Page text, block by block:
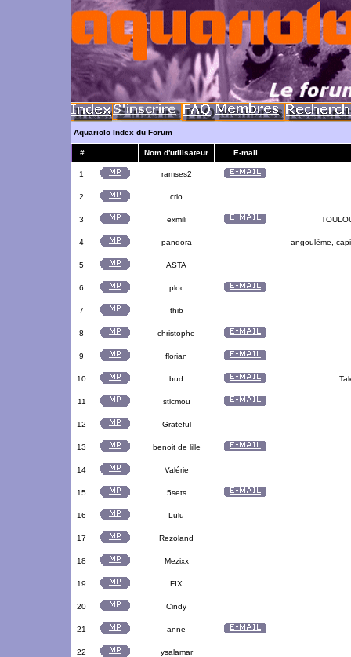
Aquariolo Index du Forum
# Nom d'utilisateur E-mail
1 ramses2
2 crio
3 exmili
4 pandora angoulême,
5 ASTA
6 ploc
7 thib
8 christophe
9 florian
10 bud
11 sticmou
12 Grateful
13 benoit de lille
14 Valérie
15 5sets
16 Lulu
17 Rezoland
18 Mezixx
19 FIX
20 Cindy
21 anne
22 ysalamar